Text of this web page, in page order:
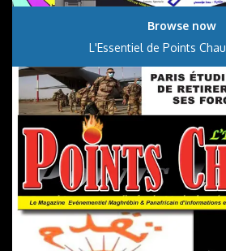
Browse now
L'Essentiel de Points